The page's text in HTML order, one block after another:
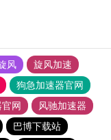
风
旋风加速
狗急加速器官网
网
风驰加速器
巴博下载站